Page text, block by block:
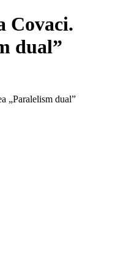
Covaci.
dual”
„Paralelism dual”